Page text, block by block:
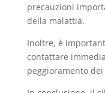
precauzioni
della malattia.
Inoltre, è
contattare
peggioramento